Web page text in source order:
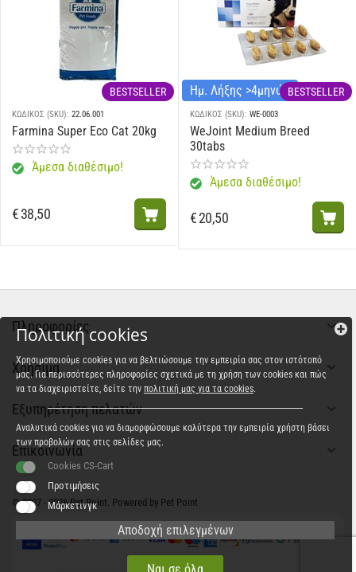
BESTSELLER
ΚΩΔΙΚΟΣ (SKU): 22.06.001
Farmina Super Eco Cat 20kg
Άμεσα διαθέσιμο!
€38,50
Ημ. Λήξης >4μηνώνBESTSELLER
ΚΩΔΙΚΟΣ (SKU): WE-0003
WeJoint Medium Breed
30tabs
Άμεσα διαθέσιμο!
€20,50
Πληροφορίες
Χρήσιμα
Εξυπηρέτηση πελατών
Επικοινωνία
© 2007 - 2026 Pet Point. Powered by Pet Point
Πολιτική cookies
Χρησιμοποιούμε cookies για να βελτιώσουμε την εμπειρία σας στον ιστότοπό
μας. Για περισσότερες πληροφορίες σχετικά με τη χρήση των cookies και πώς
να τα διαχειριστείτε, δείτε την πολιτική μας για τα cookies.
Αναλυτικά cookies για να διαμορφώσουμε καλύτερα την εμπειρία χρήστη βάσει
των προβολών σας στις σελίδες μας.
Cookies CS-Cart
Προτιμήσεις
Μάρκετινγκ
Αποδοχή επιλεγμένων